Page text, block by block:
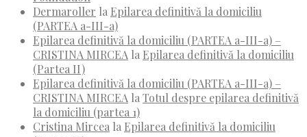
Dermaroller la Epilarea definitivă la domiciliu
(PARTEA a-III-a)
Epilarea definitivă la domiciliu (PARTEA a-III-a) –
CRISTINA MIRCEA la Epilarea definitivă la domiciliu
(Partea II)
Epilarea definitivă la domiciliu (PARTEA a-III-a) –
CRISTINA MIRCEA laTotul despre epilarea definitivă
la domiciliu (partea 1)
Cristina Mircea la Epilarea definitivă la domiciliu